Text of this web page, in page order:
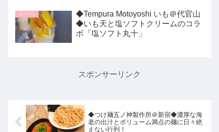
スイーツ
◆Tempura Motoyoshi いも＠代官山
◆いも天と塩ソフトクリームのコラ
ボ「塩ソフト丸十」
スポンサーリンク
◆つけ麺五ノ神製作所＠新宿◆濃厚な海
老の出汁とボリューム満点の麺に日々絶
えない行列！